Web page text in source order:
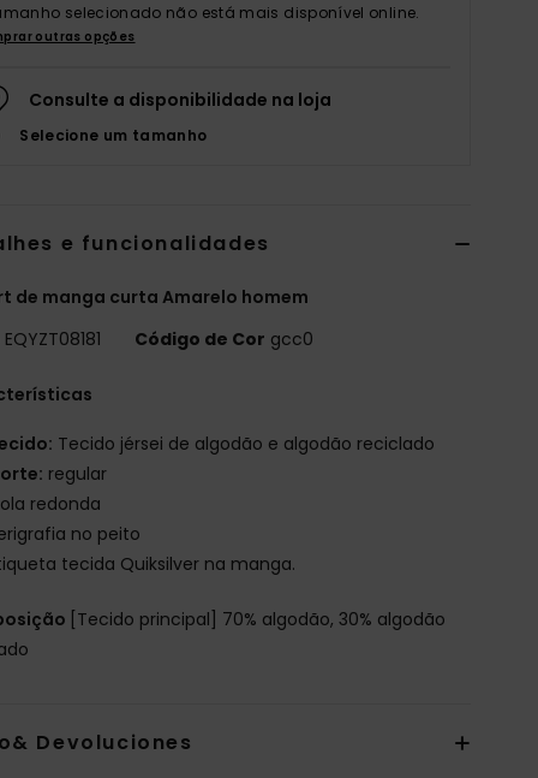
selecionado não está mais disponível online.
outras opções
Consulte a disponibilidade na loja
Selecione um tamanho
e funcionalidades
de manga curta Amarelo homem
EQYZT08181 Código de Cor gcc0
Tecido jérsei de algodão e algodão reciclado
regular
redonda
no peito
tecida Quiksilver na manga.
[Tecido principal] 70% algodão, 30% algodão
Devoluciones